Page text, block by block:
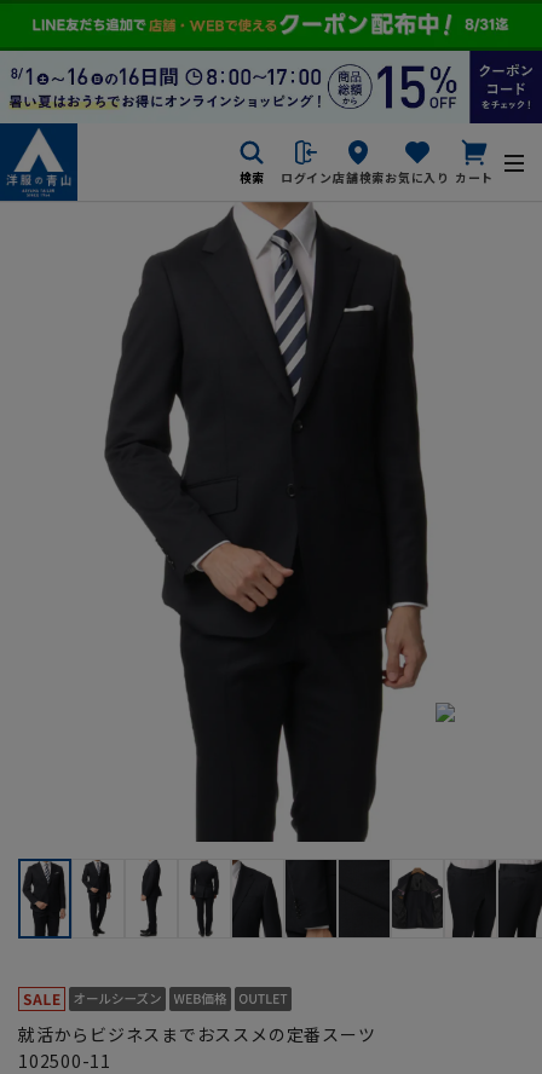
検索 ログイン店舗検索お気に入り カート
就活からビジネスまでおススメの定番スーツ
102500-11